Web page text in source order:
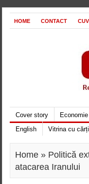
HOME CONTACT
Cover story Economie
English
Vitrina cu cărți
Home » Politică
atacarea Iranului